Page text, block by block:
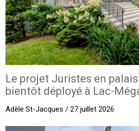
Le projet Juristes en
bientôt déployé à Lac-
Adèle St-Jacques / 27 juillet 2026